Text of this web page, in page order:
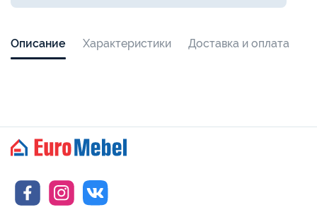
Описание Характеристики Доставка и оплата